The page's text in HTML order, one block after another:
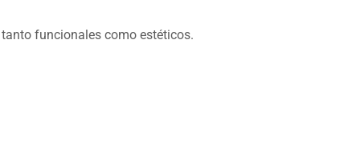
funcionales como estéticos.